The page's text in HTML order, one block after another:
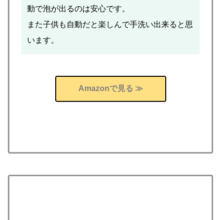
動で泡が出るのは安心です。
また子供も自動だと楽しんで手洗い出来ると思
います。
Amazonで見る ≫